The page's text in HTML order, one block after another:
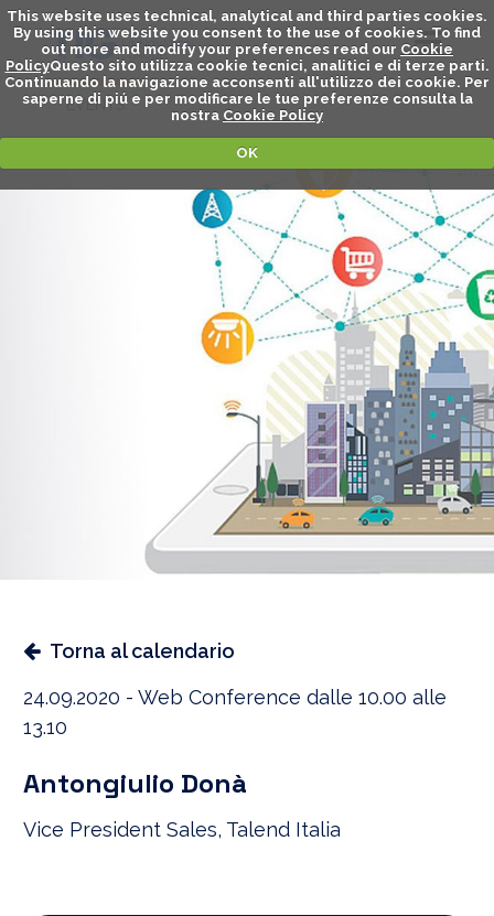
This website uses technical, analytical and third parties cookies.
By using this website you consent to the use of cookies. To find
out more and modify your preferences read our Cookie
PolicyQuesto sito utilizza cookie tecnici, analitici e di terze parti.
Continuando la navigazione acconsenti all'utilizzo dei cookie. Per
saperne di piú e per modificare le tue preferenze consulta la
nostra Cookie Policy
OK
EVENTS
Torna al calendario
24.09.2020 - Web Conference dalle 10.00 alle
13.10
Antongiulio Donà
Vice President Sales, Talend Italia